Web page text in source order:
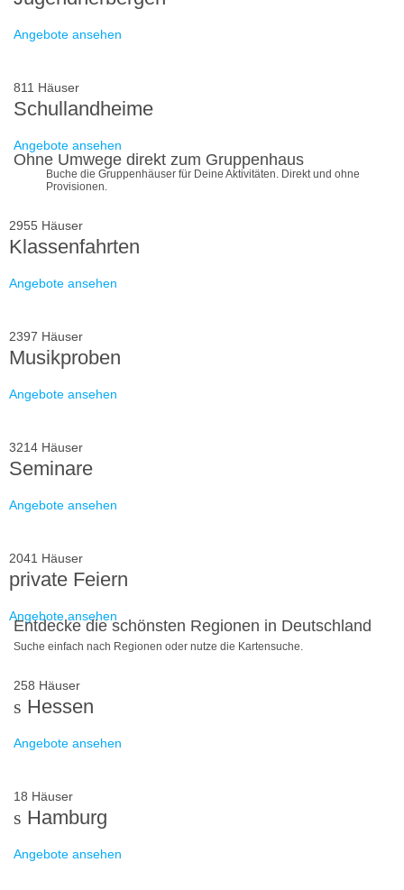
Angebote ansehen
811 Häuser
Schullandheime
Angebote ansehen
Ohne Umwege direkt zum Gruppenhaus
Buche die Gruppenhäuser für Deine Aktivitäten. Direkt und ohne
Provisionen.
2955 Häuser
Klassenfahrten
Angebote ansehen
2397 Häuser
Musikproben
Angebote ansehen
3214 Häuser
Seminare
Angebote ansehen
2041 Häuser
private Feiern
Angebote ansehen
Entdecke die schönsten Regionen in Deutschland
Suche einfach nach Regionen oder nutze die Kartensuche.
258 Häuser
Hessen
Angebote ansehen
18 Häuser
Hamburg
Angebote ansehen